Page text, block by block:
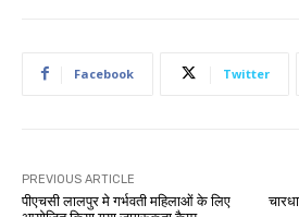
Facebook Twitter
PREVIOUS ARTICLE
पीएचसी लालपुर मे गर्भवती महिलाओं के लिए